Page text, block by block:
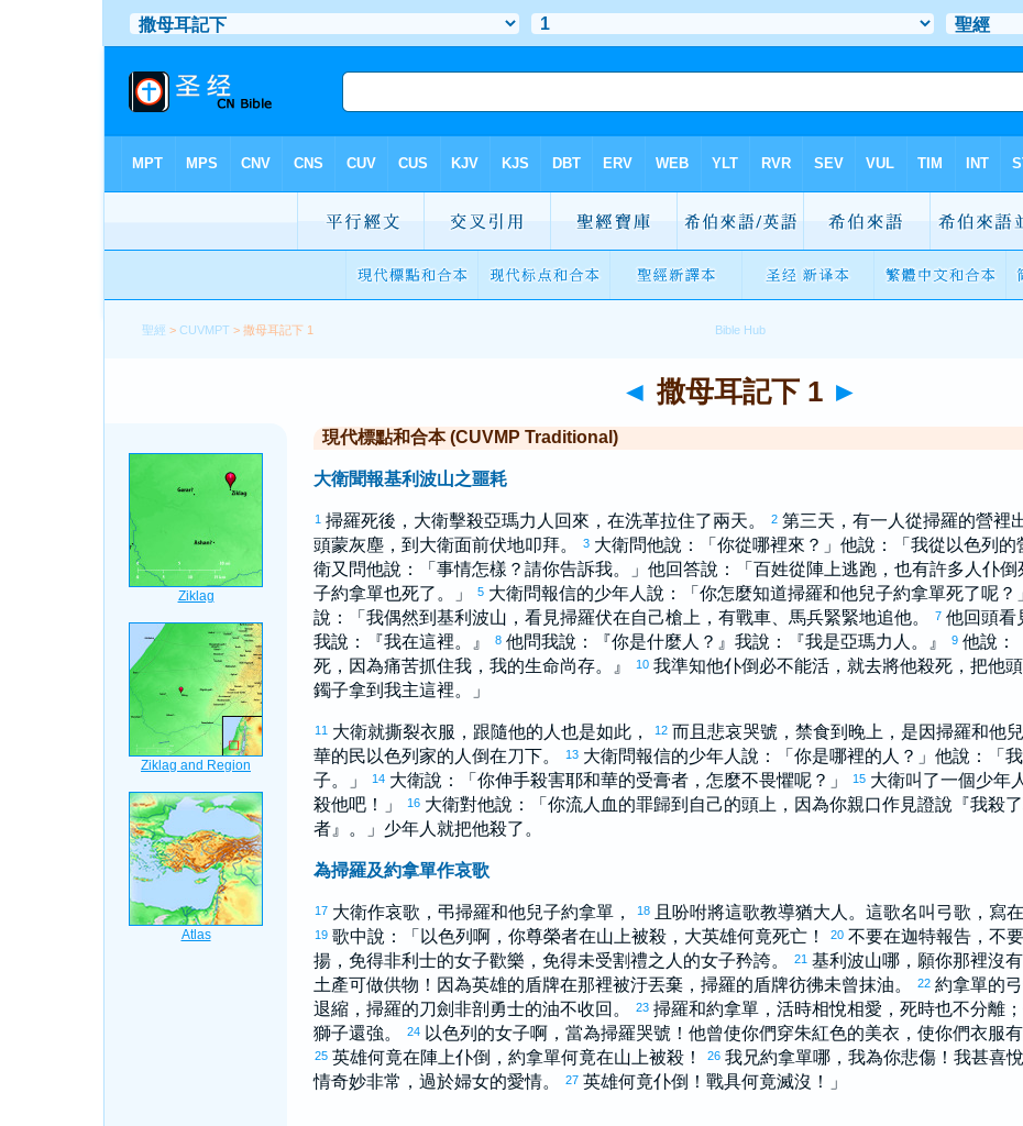
聖經 >CUVMPT > 撒母耳記下 1
◄ 撒母耳記下 1 ►
現代標點和合本 (CUVMP Traditional)
大衛聞報基利波山之噩耗
1 掃羅死後， 大衛擊殺亞瑪力 人回來，在洗革拉住了兩天。 2 第三天，有一人從掃羅的營裡
頭蒙灰塵，到 大衛面前伏地叩拜。 3 大衛問他說：「你從哪裡來？」他說：「我從 以色列 的
衛又問他說：「事情怎樣？請你告訴我。」他回答說：「百姓從陣上逃跑，也有許多人仆倒
子約拿單也死了。」 5 大衛問報信的少年人說：「你怎麼知道掃羅和他兒子約拿單死了呢？
說：「我偶然到 基利波山，看見掃羅伏在自己槍上，有戰車、馬兵緊緊地追他。 7 他回頭看
我說：『我在這裡。』
8 他問我說：『你是什麼人？』我說：『我是亞瑪力 人。』 9 他說：
死，因為痛苦抓住我，我的生命尚存。』
10 我準知他仆倒必不能活，就去將他殺死，把他
鐲子拿到我主這裡。」
11 大衛就撕裂衣服，跟隨他的人也是如此， 12 而且悲哀哭號，禁食到晚上，是因掃羅和他
華的民 以色列 家的人倒在刀下。 13 大衛問報信的少年人說：「你是哪裡的人？」他說：「
子。」
14 大衛說：「你伸手殺害耶和華的受膏者，怎麼不畏懼呢？」 15 大衛叫了一個少年
殺他吧！」
16 大衛對他說：「你流人血的罪歸到自己的頭上，因為你親口作見證說『我殺
者』。」少年人就把他殺了。
為掃羅及約拿單作哀歌
17 大衛作哀歌，弔掃羅和他兒子約拿單， 18 且吩咐將這歌教導猶大 人。這歌名叫弓歌，寫
19 歌中說：「 以色列 啊，你尊榮者在山上被殺，大英雄何竟死亡！ 20 不要在迦特報告，不
揚，免得非利士的女子歡樂，免得未受割禮之人的女子矜誇。 21 基利波山哪，願你那裡沒
土產可做供物！因為英雄的盾牌在那裡被汙丟棄， 掃羅的盾牌彷彿未曾抹油。 22 約拿單的
退縮， 掃羅的刀劍非剖勇士的油不收回。 23 掃羅和約拿單，活時相悅相愛，死時也不分離
獅子還強。
24 以色列 的女子啊，當為掃羅哭號！他曾使你們穿朱紅色的美衣，使你們衣服有
25 英雄何竟在陣上仆倒， 約拿單何竟在山上被殺！ 26 我兄約拿單哪，我為你悲傷！我甚喜
情奇妙非常，過於婦女的愛情。
27 英雄何竟仆倒！戰具何竟滅沒！」